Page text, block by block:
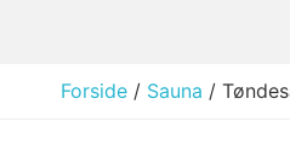
Forside / Sauna /